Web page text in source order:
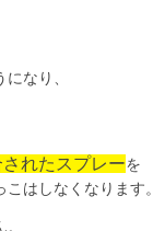
なり、
されたスプレーを
はしなくなります。